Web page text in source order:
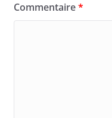
Commentaire*